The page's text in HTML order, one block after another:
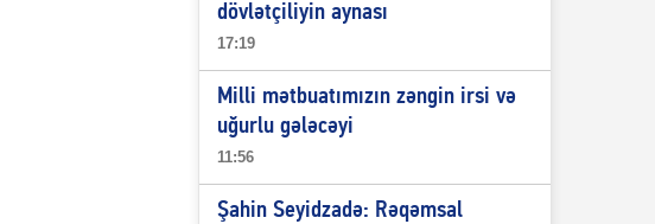
dövlətçiliyin aynası
17:19
Milli mətbuatımızın zəngin irsi və
uğurlu gələcəyi
11:56
Şahin Seyidzadə: Rəqəmsal